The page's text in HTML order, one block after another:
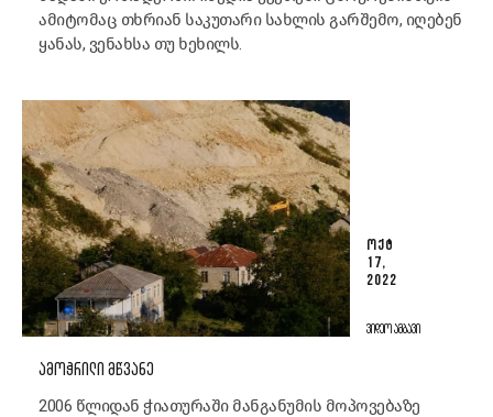
ამიტომაც თხრიან საკუთარი სახლის გარშემო, იღებენ
ყანას, ვენახსა თუ ხეხილს.
ᲝᲥᲢ
17,
2022
ᲕᲘᲓᲔᲝ ᲐᲛᲑᲐᲕᲘ
ᲐᲛᲝᲭᲠᲘᲚᲘ ᲛᲬᲕᲐᲜᲔ
2006 წლიდან ჭიათურაში მანგანუმის მოპოვებაზე